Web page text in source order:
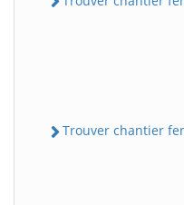
Trouver chantier